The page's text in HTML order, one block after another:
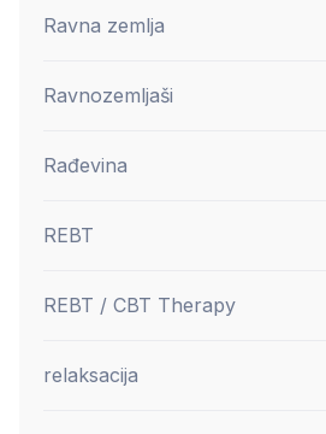
Ravna zemlja
Ravnozemljaši
Rađevina
REBT
REBT / CBT Therapy
relaksacija